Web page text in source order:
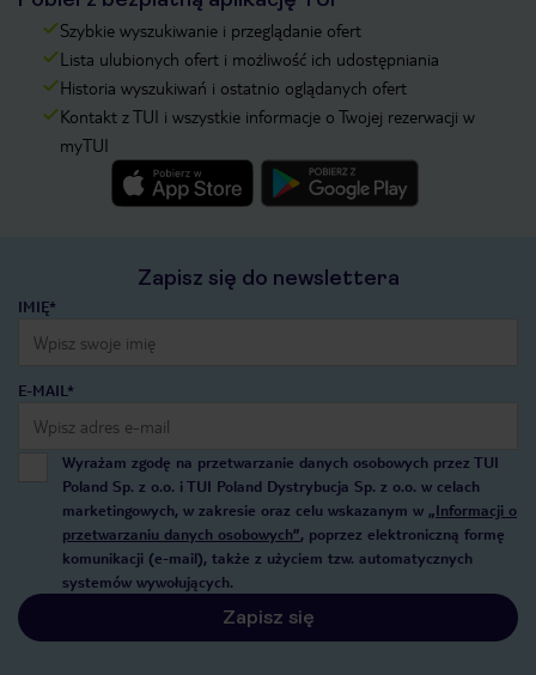
Szybkie wyszukiwanie i przeglądanie ofert
Lista ulubionych ofert i możliwość ich udostępniania
Historia wyszukiwań i ostatnio oglądanych ofert
Kontakt z TUI i wszystkie informacje o Twojej rezerwacji w
myTUI
Zapisz się do newslettera
IMIĘ*
E-MAIL*
Wyrażam zgodę na przetwarzanie danych osobowych przez TUI
Poland Sp. z o.o. i TUI Poland Dystrybucja Sp. z o.o. w celach
marketingowych, w zakresie oraz celu wskazanym w „Informacji o
przetwarzaniu danych osobowych”, poprzez elektroniczną formę
komunikacji (e-mail), także z użyciem tzw. automatycznych
systemów wywołujących.
Zapisz się